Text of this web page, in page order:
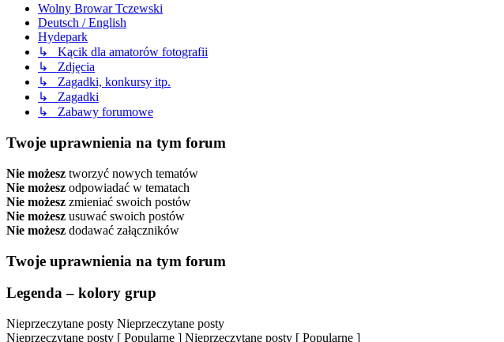
Wolny Browar Tczewski
Deutsch / English
Hydepark
↳ Kącik dla amatorów fotografii
↳ Zdjęcia
↳ Zagadki, konkursy itp.
↳ Zagadki
↳ Zabawy forumowe
Twoje uprawnienia na tym forum
Nie możesz tworzyć nowych tematów
Nie możesz odpowiadać w tematach
Nie możesz zmieniać swoich postów
Nie możesz usuwać swoich postów
Nie możesz dodawać załączników
Twoje uprawnienia na tym forum
Legenda – kolory grup
Nieprzeczytane posty Nieprzeczytane posty
Nieprzeczytane posty [ Popularne ] Nieprzeczytane posty [ Popularne ]